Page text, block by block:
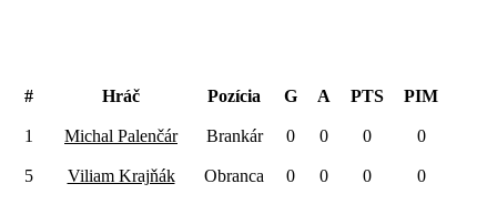
# Hráč Pozícia G A PTS PIM
1 Michal Palenčár Brankár 0 0 0 0
5 Viliam Krajňák Obranca 0 0 0 0